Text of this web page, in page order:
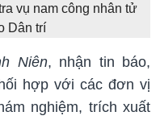
vụ nam công nhân tử
Dân trí
Niên, nhận tin báo,
hợp với các đơn vị
nghiệm, trích xuất